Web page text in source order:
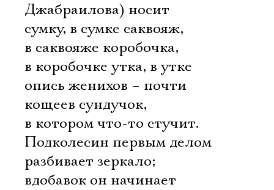
Джабраилова) носит
сумку, в сумке саквояж,
в саквояже коробочка,
в коробочке утка, в утке
опись женихов – почти
кощеев сундучок,
в котором что-то стучит.
Подколесин первым делом
разбивает зеркало;
вдобавок он начинает